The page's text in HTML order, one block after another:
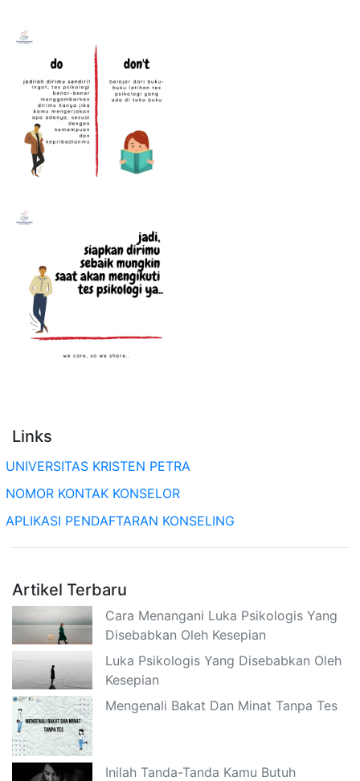
Links
UNIVERSITAS KRISTEN PETRA
NOMOR KONTAK KONSELOR
APLIKASI PENDAFTARAN KONSELING
Artikel Terbaru
Cara Menangani Luka Psikologis Yang
Disebabkan Oleh Kesepian
Luka Psikologis Yang Disebabkan Oleh
Kesepian
Mengenali Bakat Dan Minat Tanpa Tes
Inilah Tanda-Tanda Kamu Butuh